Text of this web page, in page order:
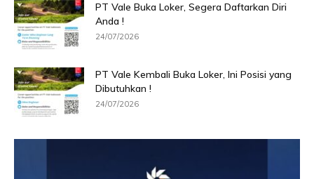
PT Vale Buka Loker, Segera Daftarkan Diri
Anda !
24/07/2026
PT Vale Kembali Buka Loker, Ini Posisi yang
Dibutuhkan !
24/07/2026